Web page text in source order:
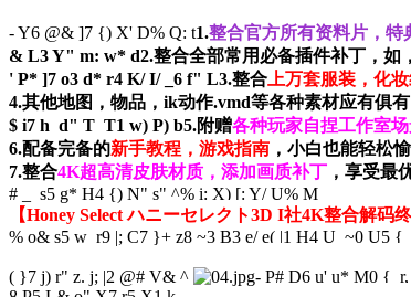
- Y6 @& ]7 {) X' D% Q: t1.整合官方所有资料片，
& L3 Y" m: w* d2.整合全部常用必备插件补丁，如，
' P* ]7 o3 d* r4 K/ I/ _6 f" L3.整合 上万套服装，化
4.其他地图，物品，ik动作.vmd等各种素材应有俱有
$ i7 h d" T T1 w) P) b5.附赠各种玩家自捏工作室
6.配备完备的新手教程，游戏指南 ，小白也能轻松
7.整合4K超高清皮肤材质，添加画质补丁 ，享受最
# _ s5 g* H4 {) N" s" ^% i: X) [: Y/ U% M
【Honey Select ハニーセレクト3D I社4K整合解
% o& s5 w r9 |; C7 }+ z8 ~3 B3 e/ e( |1 H4 U ~0 U5 {
( }7 j) r" z. j; |2 @# V& ^
- P# D6 u' u* M0 { r,